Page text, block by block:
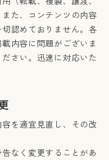
た、コンテンツの内容
認めておりません。各
内容に問題がございま
さい。迅速に対応いた
を適宜見直し、その改
なく変更することがあ